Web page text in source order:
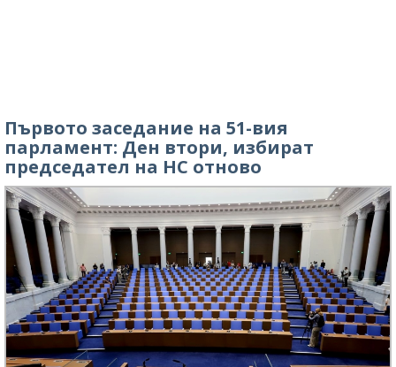
Първото заседание на 51-вия
парламент: Ден втори, избират
председател на НС отново